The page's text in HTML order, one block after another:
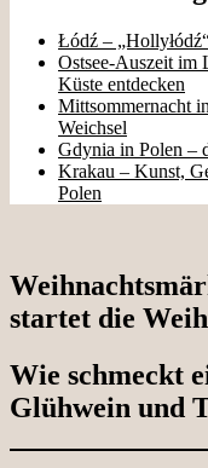
Łódź –
Ostsee-Auszeit im
Küste entdecken
Mittsommernacht
Weichsel
Gdynia in Polen –
Krakau – Kunst,
Polen
startet die
Wie schmeckt
Glühwein und